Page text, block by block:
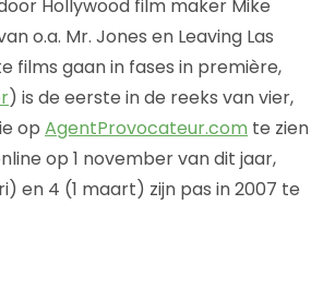
Hollywood film maker Mike
o.a. Mr. Jones en Leaving Las
films gaan in fases in première,
) is de eerste in de reeks van vier,
op AgentProvocateur.com te zien
op 1 november van dit jaar,
en 4 (1 maart) zijn pas in 2007 te